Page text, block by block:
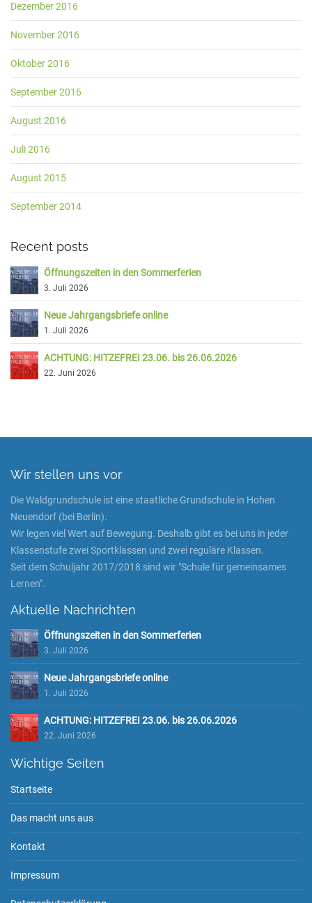
Dezember 2016
November 2016
Oktober 2016
September 2016
August 2016
Juli 2016
August 2015
September 2014
Recent posts
Öffnungszeiten in den Sommerferien
3. Juli 2026
Neue Jahrgangsbriefe online
1. Juli 2026
ACHTUNG: HITZEFREI 23.06. bis 26.06.2026
22. Juni 2026
Wir stellen uns vor
Die Waldgrundschule ist eine staatliche Grundschule in Hohen
Neuendorf (bei Berlin).
Wir legen viel Wert auf Bewegung. Deshalb gibt es bei uns in jeder
Klassenstufe zwei Sportklassen und zwei reguläre Klassen.
Seit dem Schuljahr 2017/2018 sind wir "Schule für gemeinsames
Lernen".
Aktuelle Nachrichten
Öffnungszeiten in den Sommerferien
3. Juli 2026
Neue Jahrgangsbriefe online
1. Juli 2026
ACHTUNG: HITZEFREI 23.06. bis 26.06.2026
22. Juni 2026
Wichtige Seiten
Startseite
Das macht uns aus
Kontakt
Impressum